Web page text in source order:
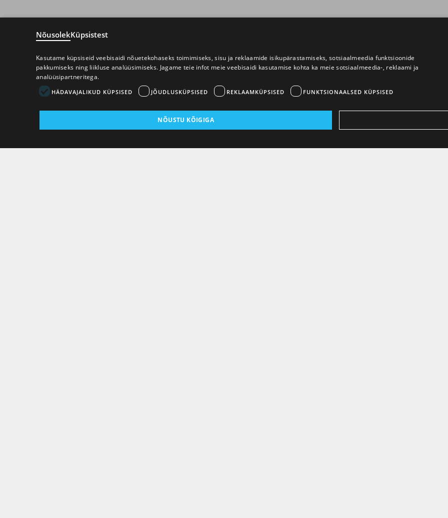
NõusolekKüpsistest
Kasutame küpsiseid veebisaidi nõuetekohaseks toimimiseks, sisu ja reklaamide isikupärastamiseks, sotsiaalmeedia funktsioonide
pakkumiseks ning liikluse analüüsimiseks. Jagame teie infot meie veebisaidi kasutamise kohta ka meie sotsiaalmeedia-, reklaami ja
analüüsipartneritega.
HÄDAVAJALIKUD KÜPSISED JÕUDLUSKÜPSISED REKLAAMKÜPSISED FUNKTSIONAALSED KÜPSISED
NÕUSTU KÕIGIGA